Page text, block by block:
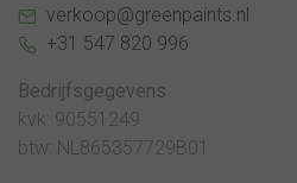
verkoop@greenpaints.nl
+31 547 820 996
Bedrijfsgegevens
kvk: 90551249
btw: NL865357729B01